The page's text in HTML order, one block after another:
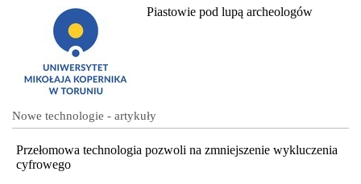
Piastowie pod lupą archeologów
Nowe technologie - artykuły
Przełomowa technologia pozwoli na zmniejszenie wykluczenia
cyfrowego